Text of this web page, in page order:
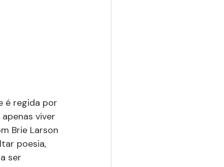
é regida por
viver
Brie Larson
poesia,
ser